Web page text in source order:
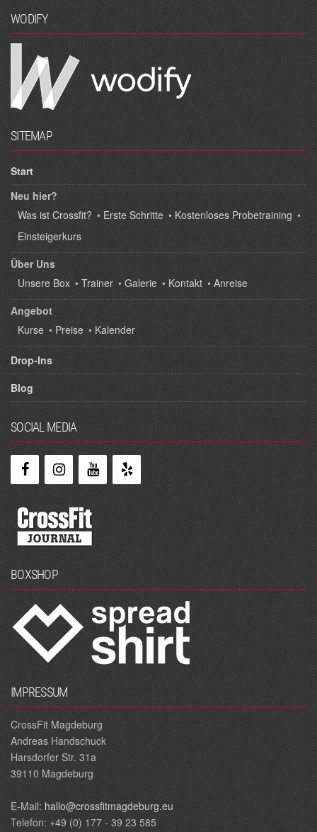
WODIFY
SITEMAP
Start
Neu hier?
Was ist Crossfit? • Erste Schritte • Kostenloses Probetraining •
Einsteigerkurs
Über Uns
Unsere Box • Trainer • Galerie •Kontakt • Anreise
Angebot
Kurse • Preise • Kalender
Drop-Ins
Blog
SOCIAL MEDIA
BOXSHOP
IMPRESSUM
CrossFit Magdeburg
Andreas Handschuck
Harsdorfer Str. 31a
39110 Magdeburg
E‐Mail: hallo@crossfitmagdeburg.eu
Telefon: +49 (0) 177 - 39 23 585